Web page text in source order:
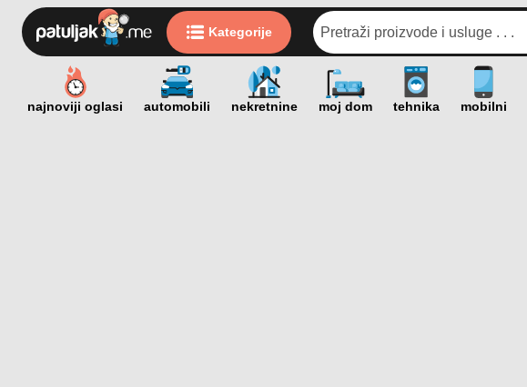
Kategorije